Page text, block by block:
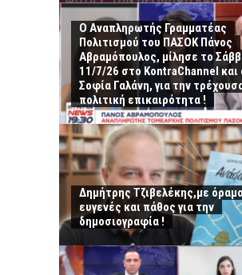
Ο Αναπληρωτής Γραμματέας
Πολιτισμού του ΠΑΣΟΚ Πάνος
Αβραμόπουλος, μίλησε το
11/7/26 στο KontraChannel και
Σοφία Γαλάνη, για την
πολιτική επικαιρότητα !
Δημήτρης Τζιβελέκης,με
ευγενές και πάθος για την
δημοσιογραφία !